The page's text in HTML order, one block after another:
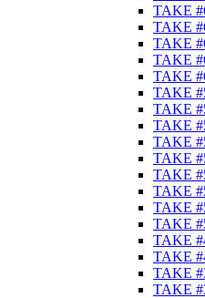
TAKE
TAKE
TAKE
TAKE
TAKE
TAKE
TAKE
TAKE
TAKE
TAKE
TAKE
TAKE
TAKE
TAKE
TAKE
TAKE
TAKE
TAKE